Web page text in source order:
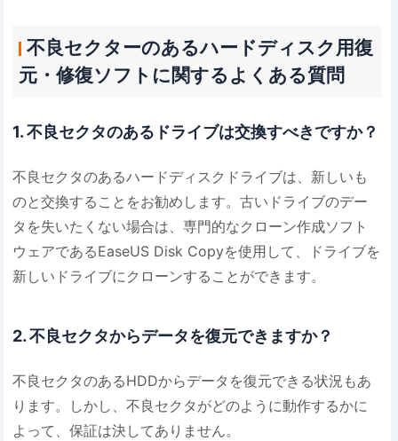
不良セクターのあるハードディスク用復
元・修復ソフトに関するよくある質問
1. 不良セクタのあるドライブは交換すべきですか？
不良セクタのあるハードディスクドライブは、新しいも
のと交換することをお勧めします。古いドライブのデー
タを失いたくない場合は、専門的なクローン作成ソフト
ウェアであるEaseUS Disk Copyを使用して、ドライブを
新しいドライブにクローンすることができます。
2. 不良セクタからデータを復元できますか？
不良セクタのあるHDDからデータを復元できる状況もあ
ります。しかし、不良セクタがどのように動作するかに
よって、保証は決してありません。